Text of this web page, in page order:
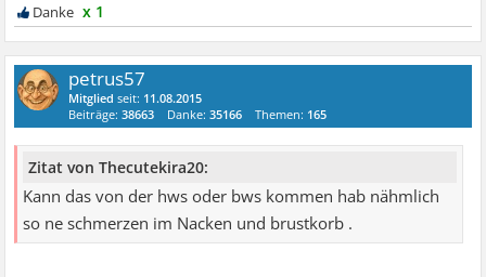
x 1
petrus57
Mitglied seit: 11.08.2015
Beiträge:38663 Danke:35166 Themen: 165
Zitat von Thecutekira20:
Kann das von der hws oder bws kommen hab nähmlich
so ne schmerzen im Nacken und brustkorb .